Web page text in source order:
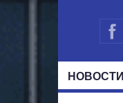
НОВОСТИ